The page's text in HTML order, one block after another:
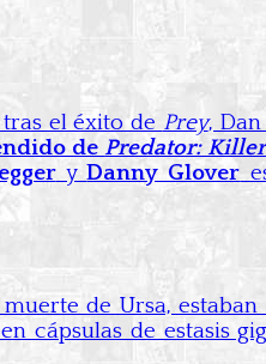
el éxito de Prey,
dePredator:
yDanny Glover
de Ursa,
cápsulas de estasis